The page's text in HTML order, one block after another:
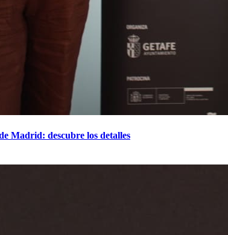
Madrid: descubre los detalles